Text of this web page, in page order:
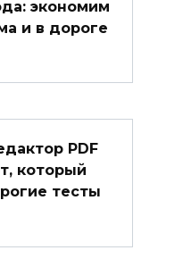
экономим
и в дороге
PDF
который
тесты